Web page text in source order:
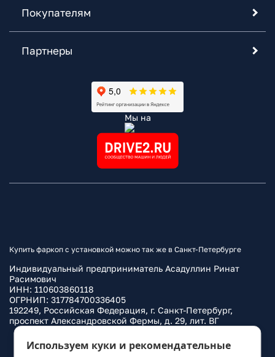
Покупателям
Партнеры
Мы на
Купить фаркоп с установкой можно так же в Санкт-Петербурге
Индивидуальный предприниматель Асадуллин Ринат
Расимович
ИНН: 110603860118
ОГРНИП: 317784700336405
192249, Российская Федерация, г. Санкт-Петербург,
проспект Александровской Фермы, д. 29, лит. ВГ
Политика конфиденциальности
Используем куки и рекомендательные